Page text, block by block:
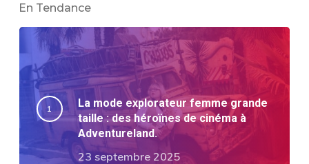
En Tendance
La mode explorateur femme grande
taille : des héroïnes de cinéma à
Adventureland.
23 septembre 2025